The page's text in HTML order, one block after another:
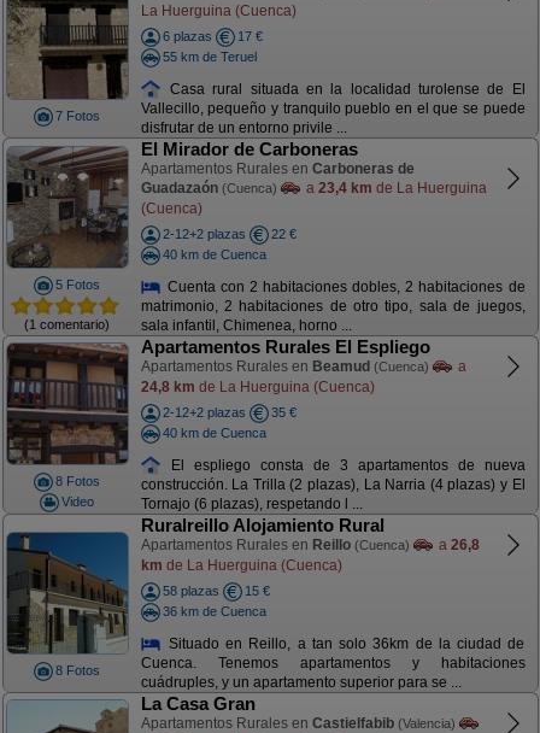
7 Fotos
La Huerguina (Cuenca)
6 plazas
17 €
55 km de Teruel
Casa rural situada en la localidad turolense de El
Vallecillo, pequeño y tranquilo pueblo en el que se puede
disfrutar de un entorno privile ...
5 Fotos
(1 comentario)
El Mirador de Carboneras
Apartamentos Rurales en Carboneras de
Guadazaón (Cuenca) a 23,4 km de La Huerguina
(Cuenca)
2-12+2 plazas
22 €
40 km de Cuenca
Cuenta con 2 habitaciones dobles, 2 habitaciones de
matrimonio, 2 habitaciones de otro tipo, sala de juegos,
sala infantil, Chimenea, horno ...
8 Fotos
Video
Apartamentos Rurales El Espliego
Apartamentos Rurales en Beamud (Cuenca)
a
24,8 km de La Huerguina (Cuenca)
2-12+2 plazas
35 €
40 km de Cuenca
El espliego consta de 3 apartamentos de nueva
construcción. La Trilla (2 plazas), La Narria (4 plazas) y El
Tornajo (6 plazas), respetando l ...
8 Fotos
Ruralreillo Alojamiento Rural
Apartamentos Rurales en Reillo (Cuenca) a 26,8
km de La Huerguina (Cuenca)
58 plazas
15 €
36 km de Cuenca
Situado en Reillo, a tan solo 36km de la ciudad de
Cuenca. Tenemos apartamentos y habitaciones
cuádruples, y un apartamento superior para se ...
La Casa Gran
Apartamentos Rurales en Castielfabib (Valencia)